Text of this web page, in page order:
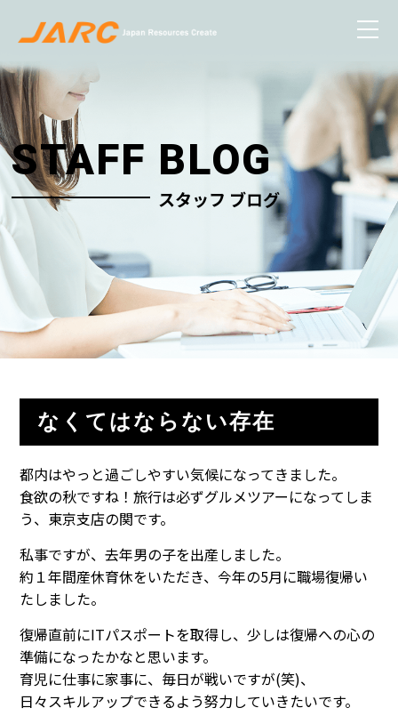
STAFF BLOG
スタッフ ブログ
なくてはならない存在
都内はやっと過ごしやすい気候になってきました。
食欲の秋ですね！旅行は必ずグルメツアーになってしま
う、東京支店の関です。
私事ですが、去年男の子を出産しました。
約１年間産休育休をいただき、今年の5月に職場復帰い
たしました。
復帰直前にITパスポートを取得し、少しは復帰への心の
準備になったかなと思います。
育児に仕事に家事に、毎日が戦いですが(笑)、
日々スキルアップできるよう努力していきたいです。